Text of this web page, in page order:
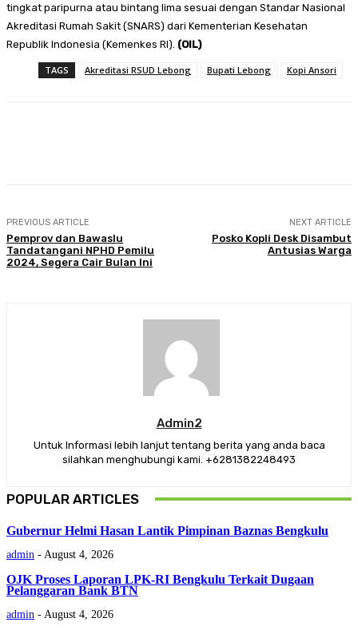
tingkat paripurna atau bintang lima sesuai dengan Standar Nasional
Akreditasi Rumah Sakit (SNARS) dari Kementerian Kesehatan
Republik Indonesia (Kemenkes RI). (OIL)
TAGS Akreditasi RSUD Lebong Bupati Lebong Kopi Ansori
PREVIOUS ARTICLE
Pemprov dan Bawaslu
Tandatangani NPHD Pemilu
2024, Segera Cair Bulan Ini
NEXT ARTICLE
Posko Kopli Desk Disambut
Antusias Warga
Admin2
Untuk Informasi lebih lanjut tentang berita yang anda baca
silahkan menghubungi kami. +6281382248493
POPULAR ARTICLES
Gubernur Helmi Hasan Lantik Pimpinan Baznas Bengkulu
admin - August 4, 2026
OJK Proses Laporan LPK-RI Bengkulu Terkait Dugaan
Pelanggaran Bank BTN
admin - August 4, 2026